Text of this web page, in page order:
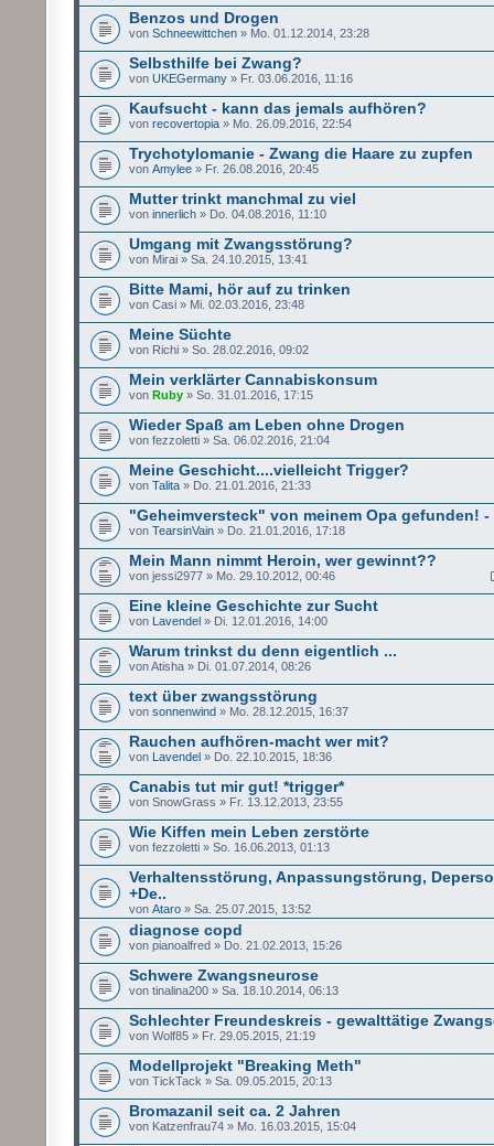
Benzos und Drogen
von Schneewittchen » Mo. 01.12.2014, 23:28
Selbsthilfe bei Zwang?
von UKEGermany » Fr. 03.06.2016, 11:16
Kaufsucht - kann das jemals aufhören?
von recovertopia » Mo. 26.09.2016, 22:54
Trychotylomanie - Zwang die Haare zu zupfen
von Amylee » Fr. 26.08.2016, 20:45
Mutter trinkt manchmal zu viel
von innerlich » Do. 04.08.2016, 11:10
Umgang mit Zwangsstörung?
von Mirai » Sa. 24.10.2015, 13:41
Bitte Mami, hör auf zu trinken
von Casi » Mi. 02.03.2016, 23:48
Meine Süchte
von Richi » So. 28.02.2016, 09:02
Mein verklärter Cannabiskonsum
von Ruby » So. 31.01.2016, 17:15
Wieder Spaß am Leben ohne Drogen
von fezzoletti » Sa. 06.02.2016, 21:04
Meine Geschicht....vielleicht Trigger?
von Talita » Do. 21.01.2016, 21:33
"Geheimversteck" von meinem Opa gefunden! -
von TearsinVain » Do. 21.01.2016, 17:18
Mein Mann nimmt Heroin, wer gewinnt??
von jessi2977 » Mo. 29.10.2012, 00:46
Eine kleine Geschichte zur Sucht
von Lavendel » Di. 12.01.2016, 14:00
Warum trinkst du denn eigentlich ...
von Atisha » Di. 01.07.2014, 08:26
text über zwangsstörung
von sonnenwind » Mo. 28.12.2015, 16:37
Rauchen aufhören-macht wer mit?
von Lavendel » Do. 22.10.2015, 18:36
Canabis tut mir gut! *trigger*
von SnowGrass » Fr. 13.12.2013, 23:55
Wie Kiffen mein Leben zerstörte
von fezzoletti » So. 16.06.2013, 01:13
Verhaltensstörung, Anpassungstörung,
+De..
von Ataro » Sa. 25.07.2015, 13:52
diagnose copd
von pianoalfred » Do. 21.02.2013, 15:26
Schwere Zwangsneurose
von tinalina200 » Sa. 18.10.2014, 06:13
Schlechter Freundeskreis - gewalttätige
von Wolf85 » Fr. 29.05.2015, 21:19
Modellprojekt "Breaking Meth"
von TickTack » Sa. 09.05.2015, 20:13
Bromazanil seit ca. 2 Jahren
von Katzenfrau74 » Mo. 16.03.2015, 15:04